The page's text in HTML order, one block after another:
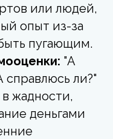
или людей,
опыт из-за
пугающим.
"А
справлюсь ли?"
жадности,
деньгами